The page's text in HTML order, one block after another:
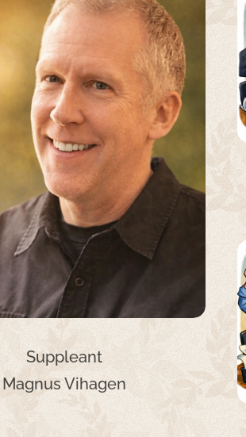
Suppleant
Magnus Vihagen